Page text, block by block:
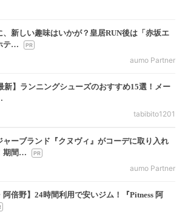
、新しい趣味はいかが？皇居RUN後は「赤坂エ
テ…
aumo Partner
新】ランニングシューズのおすすめ15選！メー
tabibito1201
ャーブランド『クヌヴィ』がコーデに取り入れ
期間…
aumo Partner
阿倍野】24時間利用で安いジム！『Pitness 阿